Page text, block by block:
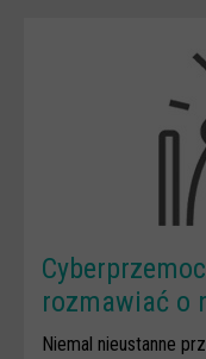
rozmawiać o
Niemal nieustanne
Badania i raporty
Nasze gry
LARP o
Gra karciana o